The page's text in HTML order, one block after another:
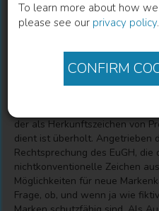
To learn more about how
please see our privacy policy.
CONFIRM
Carl Dominik J.
Description
der als Herkunftszeichen von
dient ist überholt. Angetrieben
Rechtsprechung des EuGH,
nichtkonventionelle Zeichen
Möglichkeiten für neue
Frage, ob, und wenn ja wie